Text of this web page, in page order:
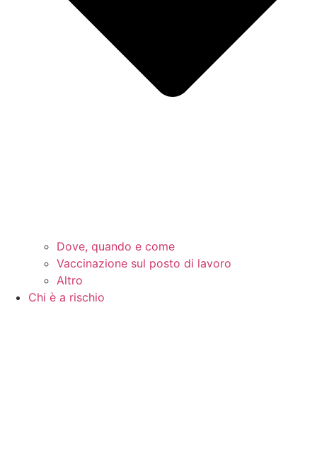
Dove, quando e come
Vaccinazione sul posto di lavoro
Altro
Chi è a rischio